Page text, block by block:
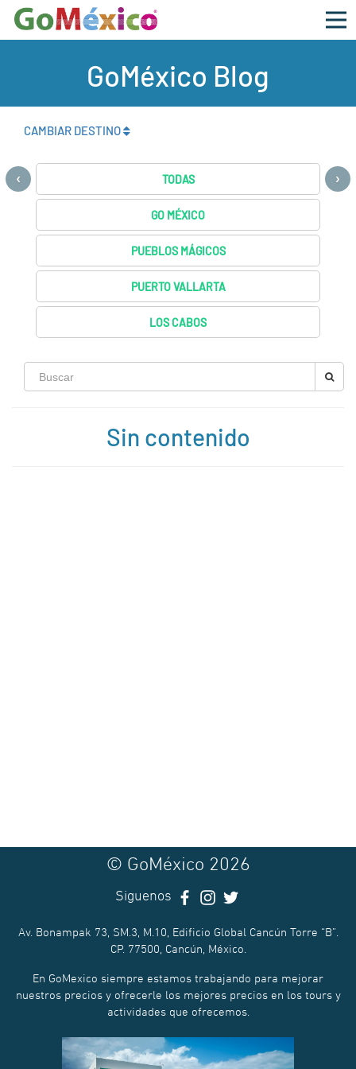
GoMéxico Blog
CAMBIAR DESTINO
TODAS
GO MÉXICO
PUEBLOS MÁGICOS
PUERTO VALLARTA
LOS CABOS
‹ ›
Sin contenido
© GoMéxico 2026
Siguenos
Av. Bonampak 73, SM.3, M.10, Edificio Global Cancún Torre “B”.
CP. 77500, Cancún, México.
En GoMexico siempre estamos trabajando para mejorar
nuestros precios y ofrecerle los mejores precios en los tours y
actividades que ofrecemos.